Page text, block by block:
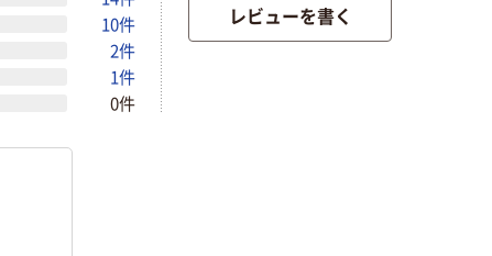
10件
2件
1件
0件
レビューを書く